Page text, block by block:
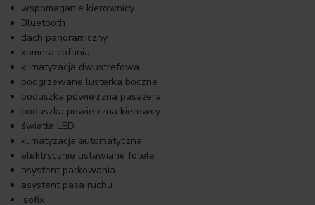
wspomaganie kierownicy
Bluetooth
dach panoramiczny
kamera cofania
klimatyzacja dwustrefowa
podgrzewane lusterka boczne
poduszka powietrzna pasażera
poduszka powietrzna kierowcy
światła LED
klimatyzacja automatyczna
elektrycznie ustawiane fotele
asystent parkowania
asystent pasa ruchu
Isofix